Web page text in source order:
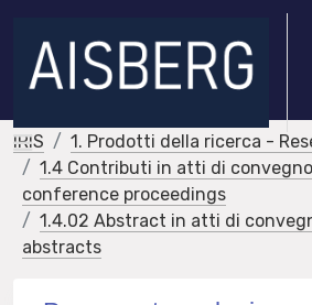
IRIS
1. Prodotti della ricerca -
1.4 Contributi in atti di
conference proceedings
1.4.02 Abstract in atti di
abstracts